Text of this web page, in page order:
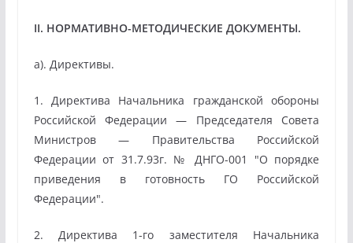
II. НОРМАТИВНО-МЕТОДИЧЕСКИЕ ДОКУМЕНТЫ.
а). Директивы.
1. Директива Начальника гражданской обороны
Российской Федерации — Председателя Совета
Министров — Правительства Российской
Федерации от 31.7.93г. № ДНГО-001 "О порядке
приведения в готовность ГО Российской
Федерации".
2. Директива 1-го заместителя Начальника